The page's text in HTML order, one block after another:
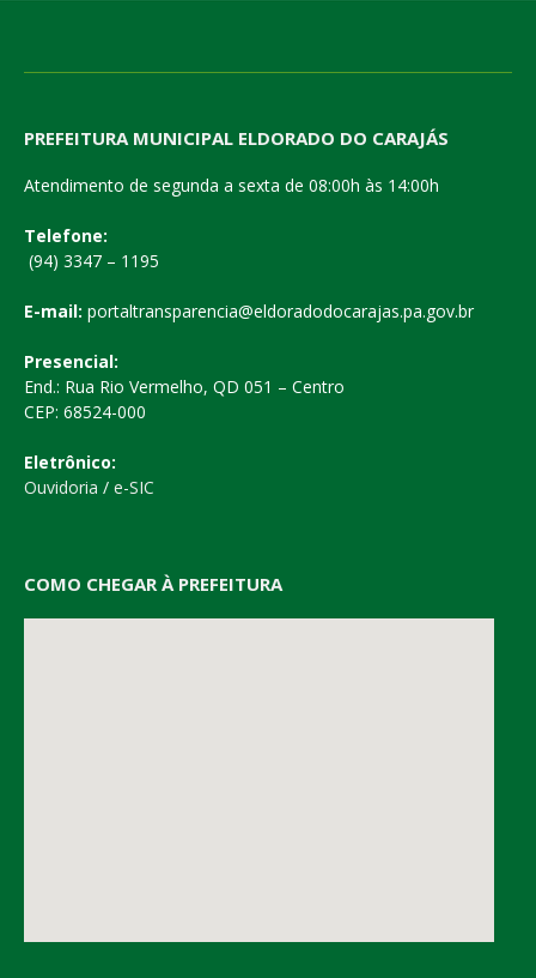
PREFEITURA MUNICIPAL ELDORADO DO CARAJÁS
Atendimento de segunda a sexta de 08:00h às 14:00h
Telefone:
(94) 3347 – 1195
E-mail: portaltransparencia@eldoradodocarajas.pa.gov.br
Presencial:
End.: Rua Rio Vermelho, QD 051 – Centro
CEP: 68524-000
Eletrônico:
Ouvidoria / e-SIC
COMO CHEGAR À PREFEITURA